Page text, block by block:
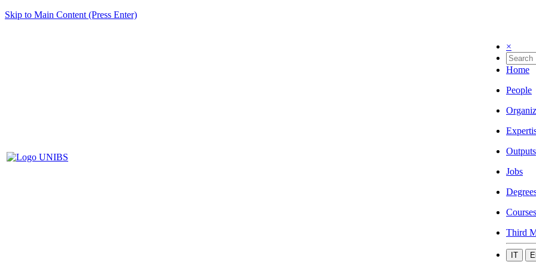
Skip to Main Content (Press Enter)
×
Home
People
Outputs
Jobs
Courses
Third
IT